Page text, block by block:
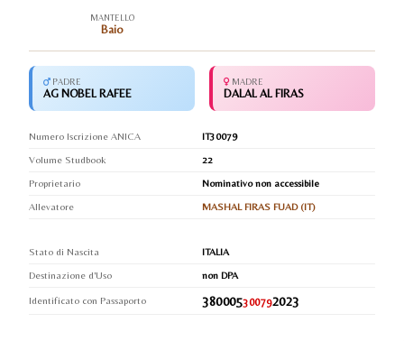
MANTELLO
Baio
PADRE
AG NOBEL RAFEE
MADRE
DALAL AL FIRAS
Numero Iscrizione ANICA
IT30079
Volume Studbook
22
Proprietario
Nominativo non accessibile
Allevatore
MASHAL FIRAS FUAD (IT)
Stato di Nascita
ITALIA
Destinazione d'Uso
non DPA
Identificato con Passaporto 380005300792023